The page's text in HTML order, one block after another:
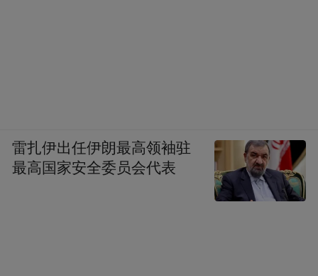
雷扎伊出任伊朗最高领袖驻
最高国家安全委员会代表